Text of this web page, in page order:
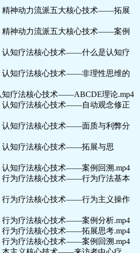
精神动力流派五大核心技术——拓展
精神动力流派五大核心技术——案例
认知疗法核心技术——什么是认知疗
认知疗法核心技术——非理性思维的
知疗法核心技术——ABCDE理论.mp4
认知疗法核心技术——自动观念修正
认知疗法核心技术——面质与利弊分
认知疗法核心技术——拓展与思
认知疗法核心技术——案例回溯.mp4
行为疗法核心技术——行为疗法基本
行为疗法核心技术——行为主义操作
行为疗法核心技术——案例分析.mp4
行为疗法核心技术——拓展思考.mp4
行为疗法核心技术——案例回溯.mp4